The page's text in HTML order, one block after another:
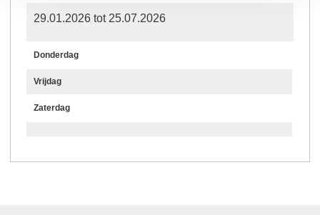
29.01.2026 tot 25.07.2026
Donderdag
Vrijdag
Zaterdag